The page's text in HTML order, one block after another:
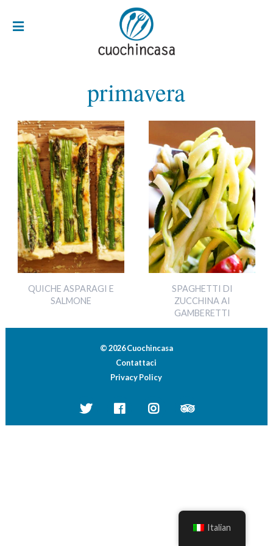
primavera
QUICHE ASPARAGI E
SALMONE
SPAGHETTI DI
ZUCCHINA AI
GAMBERETTI
© 2026 Cuochincasa
Contattaci
Privacy Policy
Italian